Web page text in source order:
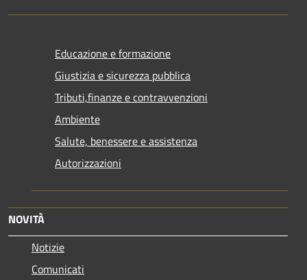
Educazione e formazione
Giustizia e sicurezza pubblica
Tributi,finanze e contravvenzioni
Ambiente
Salute, benessere e assistenza
Autorizzazioni
NOVITÀ
Notizie
Comunicati